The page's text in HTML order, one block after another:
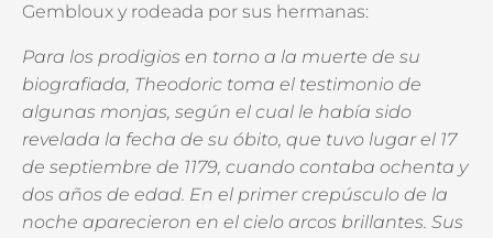
Gembloux y rodeada por sus hermanas:
Para los prodigios en torno a la muerte de su
biografiada, Theodoric toma el testimonio de
algunas monjas, según el cual le había sido
revelada la fecha de su óbito, que tuvo lugar el 17
de septiembre de 1179, cuando contaba ochenta y
dos años de edad. En el primer crepúsculo de la
noche aparecieron en el cielo arcos brillantes. Sus